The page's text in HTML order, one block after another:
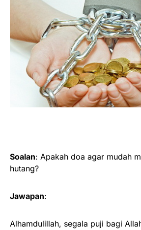
Soalan: Apakah doa agar mudah
hutang?
Jawapan:
Alhamdulillah, segala puji bagi